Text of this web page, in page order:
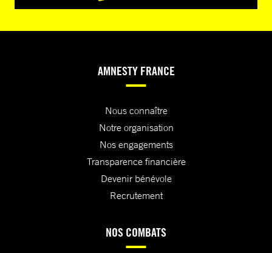
AMNESTY FRANCE
Nous connaître
Notre organisation
Nos engagements
Transparence financière
Devenir bénévole
Recrutement
NOS COMBATS